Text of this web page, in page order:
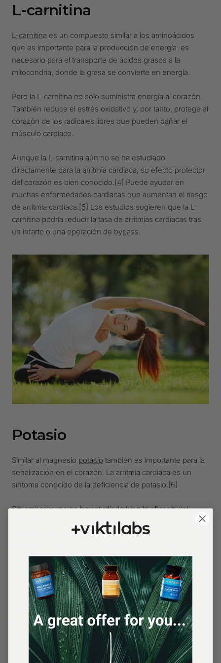
L-carnitina
L-carnitina es un compuesto similar a los aminoácidos
que es importante para la producción de energía: es
necesario para el transporte de ácidos grasos a la
mitocondria, donde la grasa se convierte en energía.
Pero la L-carnitina no sólo suministra energía al corazón.
También reduce el estrés oxidativo y, por tanto, protege al
corazón de los radicales libres que pueden dañar el
músculo cardiaco.
Aunque la L-carnitina aún no se ha estudiado
directamente para la arritmia cardiaca, su efecto protector
del corazón es bien conocido. [4] Puede ayudar en
muchas enfermedades cardiacas que aumentan el riesgo
de arritmia cardiaca. [5] Los estudios sugieren que la L-
carnitina podría reducir la tasa de arritmias cardiacas tras
un infarto o una operación de bypass.
Potasio
Similar al magnesio potasio también es importante para la
señalización en el corazón. La arritmia cardiaca es un
síntoma conocido de la deficiencia de potasio. [6]
Sin embargo, no se ha estudiado bien la eficacia del
potasio para las arritmias cardiacas. Sin embargo, el
potasio puede ayudar con otros problemas
el riesgo de ictus.
En caso de arritmia cardiaca, debe comprobarse el aporte
de potasio. La suplementación sólo se recomienda si los
niveles de potasio son bajos, ya que una sobredosis
también puede causar arritmia cardiaca.
Ácidos grasos omega-3